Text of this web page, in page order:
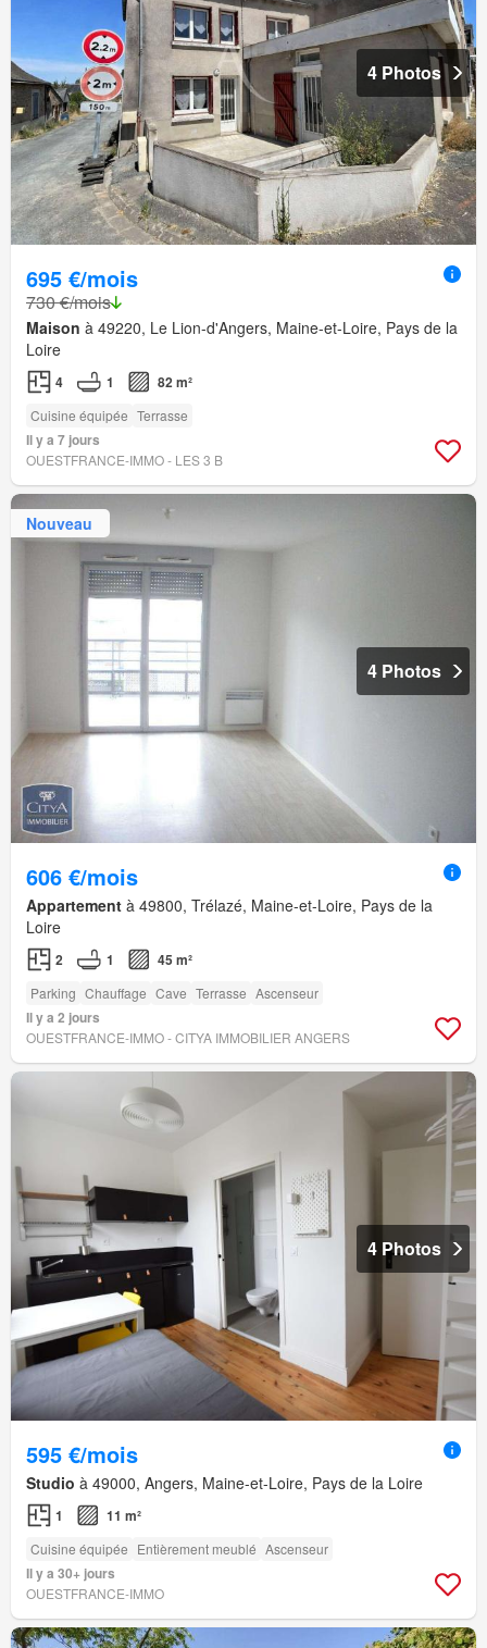
4 Photos
695 €/mois
730 €/mois
Maison à 49220, Le Lion-d'Angers, Maine-et-Loire, Pays de la
Loire
4 1 82 m²
Cuisine équipée Terrasse
Il y a 7 jours
OUESTFRANCE-IMMO - LES 3 B
Nouveau
4 Photos
606 €/mois
Appartement à 49800, Trélazé, Maine-et-Loire, Pays de la
Loire
2 1 45 m²
Parking Chauffage Cave Terrasse Ascenseur
Il y a 2 jours
OUESTFRANCE-IMMO - CITYA IMMOBILIER ANGERS
4 Photos
595 €/mois
Studio à 49000, Angers, Maine-et-Loire, Pays de la Loire
1 11 m²
Cuisine équipée Entièrement meublé Ascenseur
Il y a 30+ jours
OUESTFRANCE-IMMO